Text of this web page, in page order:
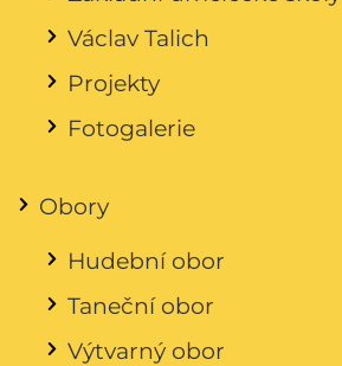
Václav Talich
Projekty
Fotogalerie
Obory
Hudební obor
Taneční obor
Výtvarný obor